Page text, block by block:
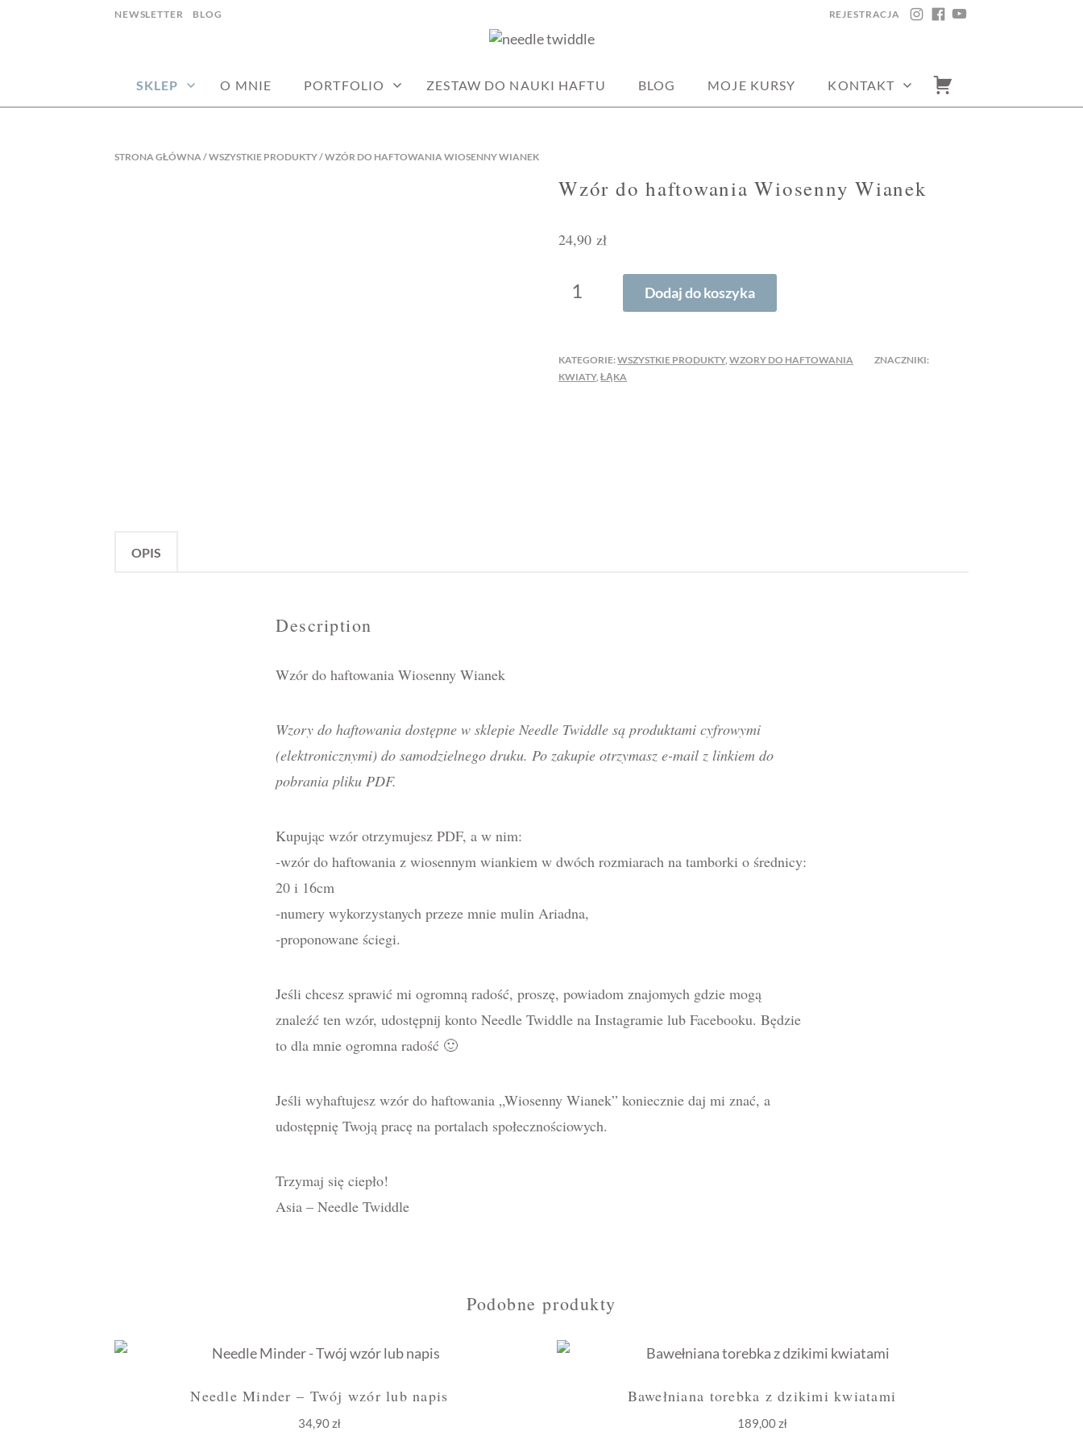
NEWSLETTER BLOG INSTAGRAM
FACEBOOK
REJESTRACJA
SKLEP O MNIE PORTFOLIO ZESTAW DO NAUKI HAFTU BLOG MOJE KURSY KONTAKT
STRONA GŁÓWNA/WSZYSTKIE PRODUKTY/ WZÓR DO HAFTOWANIA WIOSENNY WIANEK
Wzór do haftowania Wiosenny Wianek
24,90zł
ILOŚĆ
WIOSENNY
Dodaj do koszyka
KATEGORIE:WSZYSTKIE PRODUKTY,WZORY DO HAFTOWANIA
ZNACZNIKI:
KWIATY,ŁĄKA
OPIS
Description
Wzór do haftowania Wiosenny Wianek
Wzory do haftowania dostępne w sklepie Needle Twiddle są produktami cyfrowymi
(elektronicznymi) do samodzielnego druku. Po zakupie otrzymasz e-mail z linkiem do
pobrania pliku PDF.
Kupując wzór otrzymujesz PDF, a w nim:
-wzór do haftowania z wiosennym wiankiem w dwóch rozmiarach na tamborki o średnicy:
20 i 16cm
-numery wykorzystanych przeze mnie mulin Ariadna,
-proponowane ściegi.
Jeśli chcesz sprawić mi ogromną radość, proszę, powiadom znajomych gdzie mogą
znaleźć ten wzór, udostępnij konto Needle Twiddle na Instagramie lub Facebooku. Będzie
to dla mnie ogromna radość 🙂
Jeśli wyhaftujesz wzór do haftowania „Wiosenny Wianek” koniecznie daj mi znać, a
udostępnię Twoją pracę na portalach społecznościowych.
Trzymaj się ciepło!
Asia – Needle Twiddle
Podobne produkty
Needle Minder – Twój wzór lub napis
34,90zł
Bawełniana torebka z dzikimi kwiatami
189,00zł